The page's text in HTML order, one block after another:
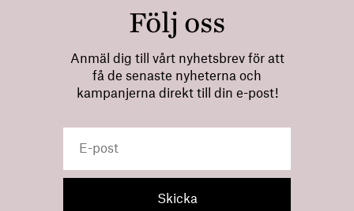
Följ oss
Anmäl dig till vårt nyhetsbrev för att
få de senaste nyheterna och
kampanjerna direkt till din e-post!